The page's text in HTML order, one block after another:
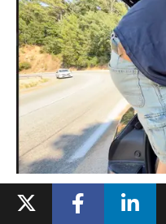
Autre point de friction,